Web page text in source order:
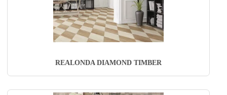
REALONDA DIAMOND TIMBER